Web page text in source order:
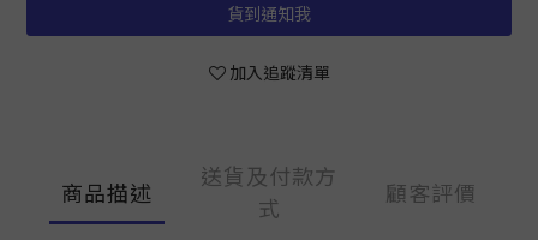
貨到通知我
加入追蹤清單
商品描述
送貨及付款方
式
顧客評價